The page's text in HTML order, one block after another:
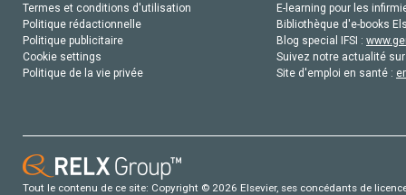
Termes et conditions d'utilisation
Politique rédactionnelle
Politique publicitaire
Cookie settings
Politique de la vie privée
E-learning pour les
Bibliothèque d'e-books
Blog special IFSI :
Suivez notre actualité
Site d'emploi en santé :
Tout le contenu de ce site: Copyright © 2026 Elsevier, ses concédants de